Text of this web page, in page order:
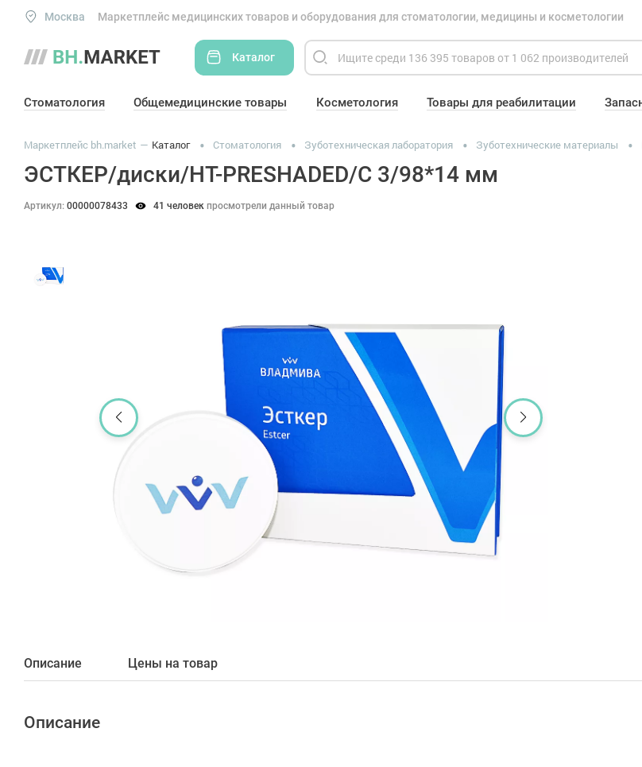
Москва Маркетплейс медицинских товаров и оборудования для стоматологии, медицины и косметологии
Каталог
Стоматология Общемедицинские товары Косметология Товары для реабилитации
Маркетплейс bh.market Каталог Стоматология Зуботехническая лаборатория Зуботехнические материалы
ЭСТКЕР/диски/HT-PRESHADED/С 3/98*14 мм
Артикул: 00000078433 41 человек просмотрели данный товар
Описание Цены на товар
Описание